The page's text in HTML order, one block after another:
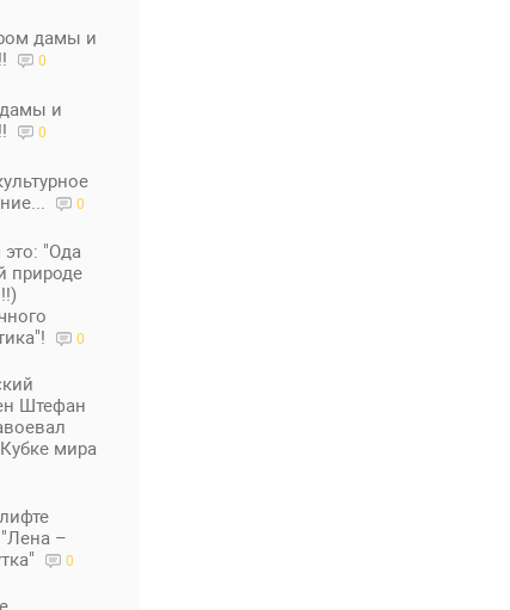
дамы и
0
и
0
0
"Ода
природе
0
Штефан
мира
–
0